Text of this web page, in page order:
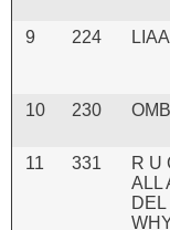
9 224
10 230
11
331
R U
ALL
DEL